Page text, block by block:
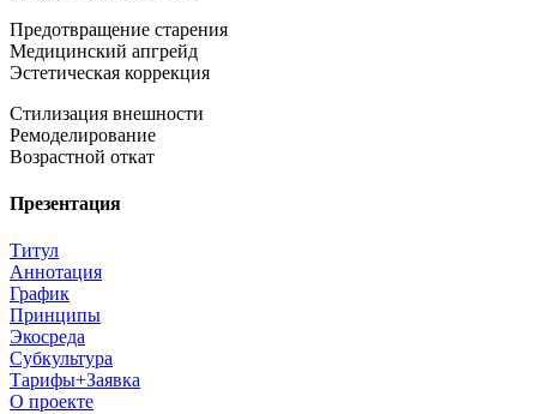
Предотвращение старения
Медицинский апгрейд
Эстетическая коррекция
Стилизация внешности
Ремоделирование
Возрастной откат
Презентация
Титул
Аннотация
График
Принципы
Экосреда
Субкультура
Тарифы+Заявка
О проекте